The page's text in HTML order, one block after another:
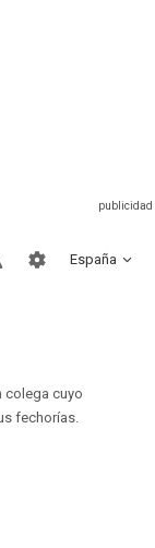
España
colega cuyo
fechorías.